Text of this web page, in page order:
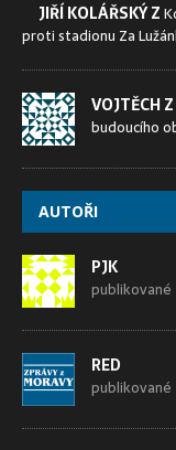
JIŘÍ KOLÁŘSKÝ Z
proti stadionu Za
VOJTĚCH Z
budoucího
AUTOŘI
PJK
publikované
RED
publikované